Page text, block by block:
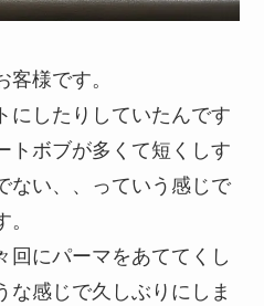
様です。
にしたりしていたんです
トボブが多くて短くしす
ない、、っていう感じで
回にパーマをあててくし
な感じで久しぶりにしま